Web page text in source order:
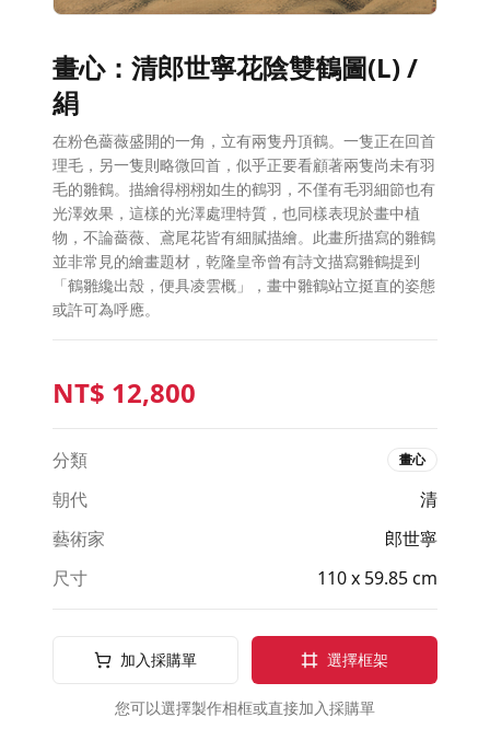
畫心：清郎世寧花陰雙鶴圖(L) /
絹
在粉色薔薇盛開的一角，立有兩隻丹頂鶴。一隻正在回首
理毛，另一隻則略微回首，似乎正要看顧著兩隻尚未有羽
毛的雛鶴。描繪得栩栩如生的鶴羽，不僅有毛羽細節也有
光澤效果，這樣的光澤處理特質，也同樣表現於畫中植
物，不論薔薇、鳶尾花皆有細膩描繪。此畫所描寫的雛鶴
並非常見的繪畫題材，乾隆皇帝曾有詩文描寫雛鶴提到
「鶴雛纔出殼，便具凌雲概」，畫中雛鶴站立挺直的姿態
或許可為呼應。
NT$ 12,800
分類 畫心
朝代
清
藝術家
郎世寧
尺寸
110 x 59.85 cm
加入採購單 選擇框架
您可以選擇製作相框或直接加入採購單